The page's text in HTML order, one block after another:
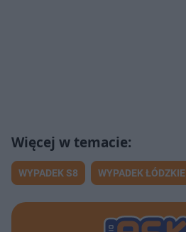
WYPADEK S8 WYPADEK ŁÓDZKIE